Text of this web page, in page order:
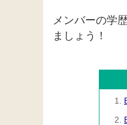
メンバーの学
ましょう！